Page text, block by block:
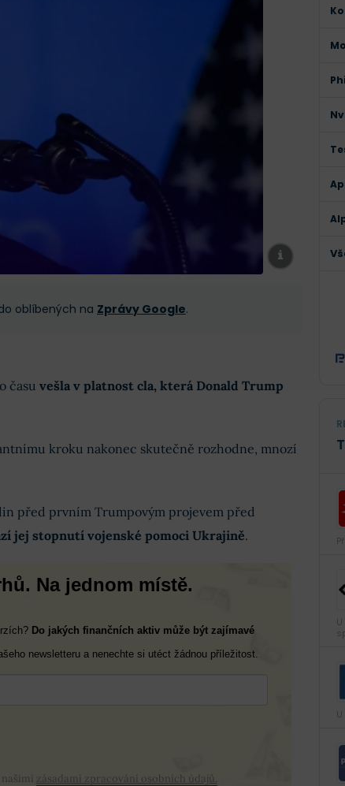
oblíbených na Zprávy Google.
času vešla v platnost cla, která Donald Trump
kroku nakonec skutečně rozhodne, mnozí
před prvním Trumpovým projevem před
jej stopnutí vojenské pomoci Ukrajině.
Na jednom místě.
Do jakých finančních aktiv může být zajímavé
newsletteru a nenechte si utéct žádnou příležitost.
zásadami zpracování osobních údajů.